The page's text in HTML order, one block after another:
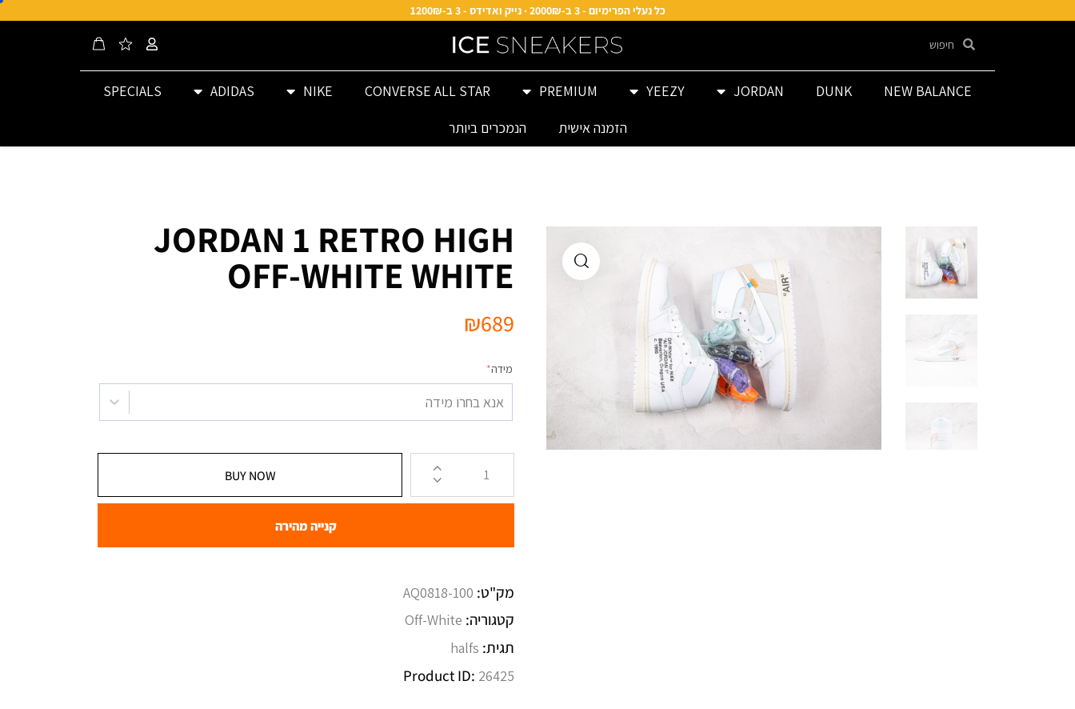
כל נעלי הפרימיום - 3 ב-2000₪ · נייק ואדידס - 3 ב-1200₪
NEW BALANCE
DUNK
JORDAN
YEEZY
PREMIUM
CONVERSE ALL STAR
NIKE
ADIDAS
SPECIALS
הזמנה אישית
הנמכרים ביותר
JORDAN 1 RETRO HIGH
OFF-WHITE WHITE
₪689
מידה*
אנא בחרו מידה
BUY NOW
קנייה מהירה
מק"ט: AQ0818-100
קטגוריה: Off-White
תגית: halfs
Product ID: 26425